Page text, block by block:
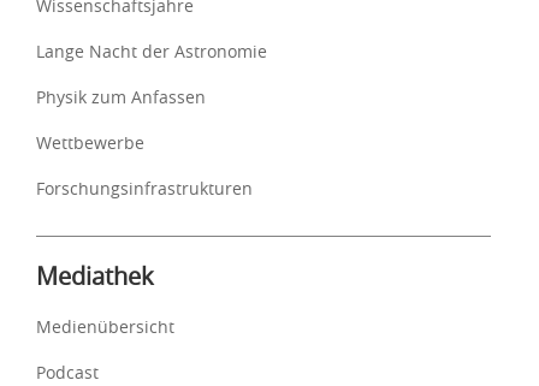
Wissenschaftsjahre
Lange Nacht der Astronomie
Physik zum Anfassen
Wettbewerbe
Forschungsinfrastrukturen
Mediathek
Medienübersicht
Podcast